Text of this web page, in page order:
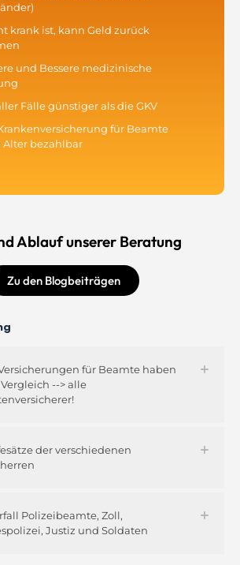
krank ist, kann Geld zurück
und Bessere medizinische
Fälle günstiger als die GKV
für Beamte
Alter bezahlbar
Ablauf unserer Beratung
Zu den Blogbeiträgen
für Beamte haben
--> alle
der verschiedenen
Polizeibeamte, Zoll,
Justiz und Soldaten